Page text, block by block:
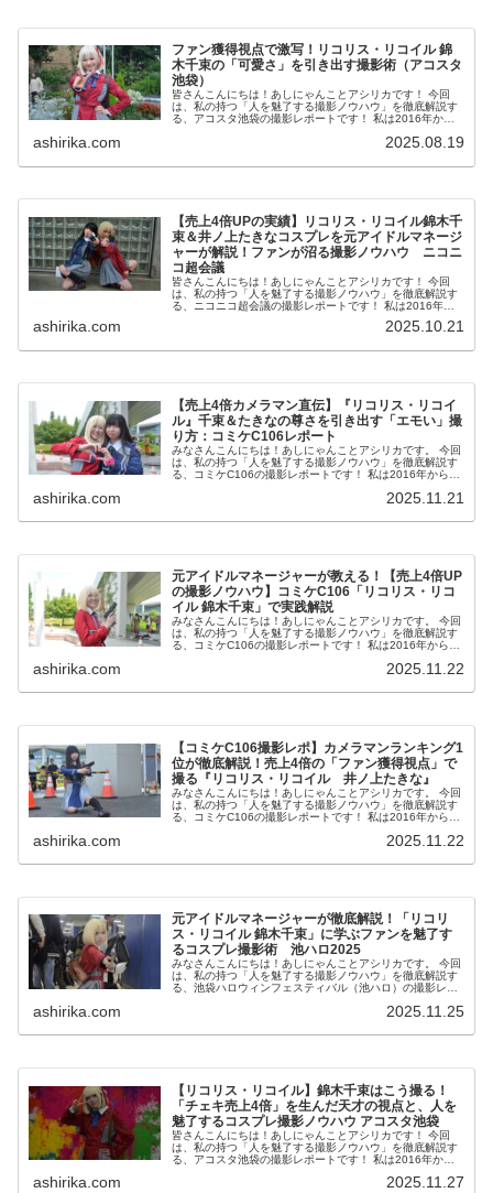
ファン獲得視点で激写！リコリス・リコイル 錦
木千束の「可愛さ」を引き出す撮影術（アコスタ
池袋）
皆さんこんにちは！あしにゃんことアシリカです！ 今回
は、私の持つ「人を魅了する撮影ノウハウ」を徹底解説す
る、アコスタ池袋の撮影レポートです！ 私は2016年から
ashirika.com 2025.08.19
【売上4倍UPの実績】リコリス・リコイル錦木千
束＆井ノ上たきなコスプレを元アイドルマネージ
ャーが解説！ファンが沼る撮影ノウハウ ニコニ
コ超会議
皆さんこんにちは！あしにゃんことアシリカです！ 今回
は、私の持つ「人を魅了する撮影ノウハウ」を徹底解説す
る、ニコニコ超会議の撮影レポートです！ 私は2016年か
ashirika.com 2025.10.21
【売上4倍カメラマン直伝】『リコリス・リコイ
ル』千束＆たきなの尊さを引き出す「エモい」撮
り方：コミケC106レポート
みなさんこんにちは！あしにゃんことアシリカです。 今回
は、私の持つ「人を魅了する撮影ノウハウ」を徹底解説す
る、コミケC106の撮影レポートです！ 私は2016年からコ
ashirika.com 2025.11.21
元アイドルマネージャーが教える！【売上4倍UP
の撮影ノウハウ】コミケC106「リコリス・リコ
イル 錦木千束」で実践解説
みなさんこんにちは！あしにゃんことアシリカです。 今回
は、私の持つ「人を魅了する撮影ノウハウ」を徹底解説す
る、コミケC106の撮影レポートです！ 私は2016年からコ
ashirika.com 2025.11.22
【コミケC106撮影レポ】カメラマンランキング1
位が徹底解説！売上4倍の「ファン獲得視点」で
撮る『リコリス・リコイル 井ノ上たきな』
みなさんこんにちは！あしにゃんことアシリカです。 今回
は、私の持つ「人を魅了する撮影ノウハウ」を徹底解説す
る、コミケC106の撮影レポートです！ 私は2016年からコ
ashirika.com 2025.11.22
元アイドルマネージャーが徹底解説！「リコリ
ス・リコイル 錦木千束」に学ぶファンを魅了す
るコスプレ撮影術 池ハロ2025
みなさんこんにちは！あしにゃんことアシリカです。 今回
は、私の持つ「人を魅了する撮影ノウハウ」を徹底解説す
る、池袋ハロウィンフェスティバル（池ハロ）の撮影レポ
ashirika.com 2025.11.25
【リコリス・リコイル】錦木千束はこう撮る！
「チェキ売上4倍」を生んだ天才の視点と、人を
魅了するコスプレ撮影ノウハウ アコスタ池袋
皆さんこんにちは！あしにゃんことアシリカです！ 今回
は、私の持つ「人を魅了する撮影ノウハウ」を徹底解説す
る、アコスタ池袋の撮影レポートです！ 私は2016年から
ashirika.com 2025.11.27